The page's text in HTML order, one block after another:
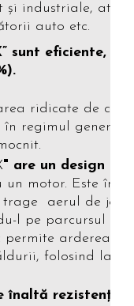
și industriale,
auto etc.
sunt eficiente,
ridicate de
regimul
" are un design
un motor. Este în
trage aerul de jos
l pe parcursul
arderea
folosind la
înaltă rezistenţă